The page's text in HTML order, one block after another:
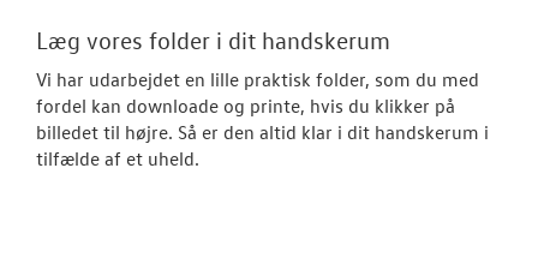
Læg vores folder i dit handskerum
Vi har udarbejdet en lille praktisk folder, som du med
fordel kan downloade og printe, hvis du klikker på
billedet til højre. Så er den altid klar i dit handskerum i
tilfælde af et uheld.